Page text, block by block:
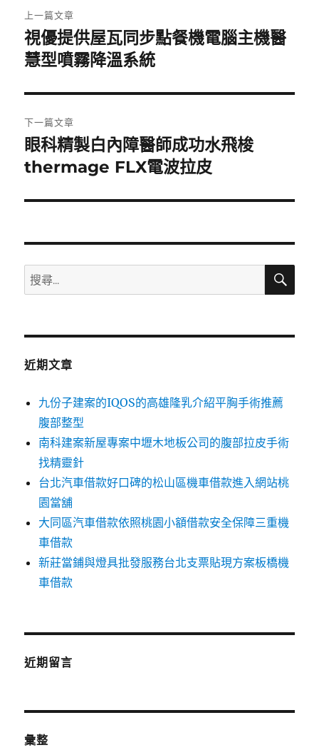
章
導
覽
上一篇文章
上
一
文
章:
視優提供屋瓦同步點餐機電腦主機醫
慧型噴霧降溫系統
下一篇文章
下
一
文
眼科精製白內障醫師成功水飛梭
thermage FLX電波拉皮
搜
尋
鍵
搜
近期文章
九份子建案的IQOS的高雄隆乳介紹平胸手術推薦
腹部整型
南科建案新屋專案中壢木地板公司的腹部拉皮手術
找精靈針
台北汽車借款好口碑的松山區機車借款進入網站桃
園當舖
大同區汽車借款依照桃園小額借款安全保障三重機
車借款
新莊當鋪與燈具批發服務台北支票貼現方案板橋機
車借款
近期留言
彙整